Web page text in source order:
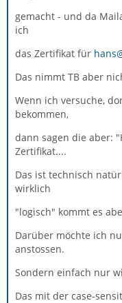
gemacht - und da
ich
das Zertifikat für
Das nimmt TB aber
Wenn ich versuche,
bekommen,
dann sagen die aber:
Zertifikat....
Das ist technisch
wirklich
"logisch" kommt es
Darüber möchte ich
anstossen.
Sondern einfach nur
Das mit der case-